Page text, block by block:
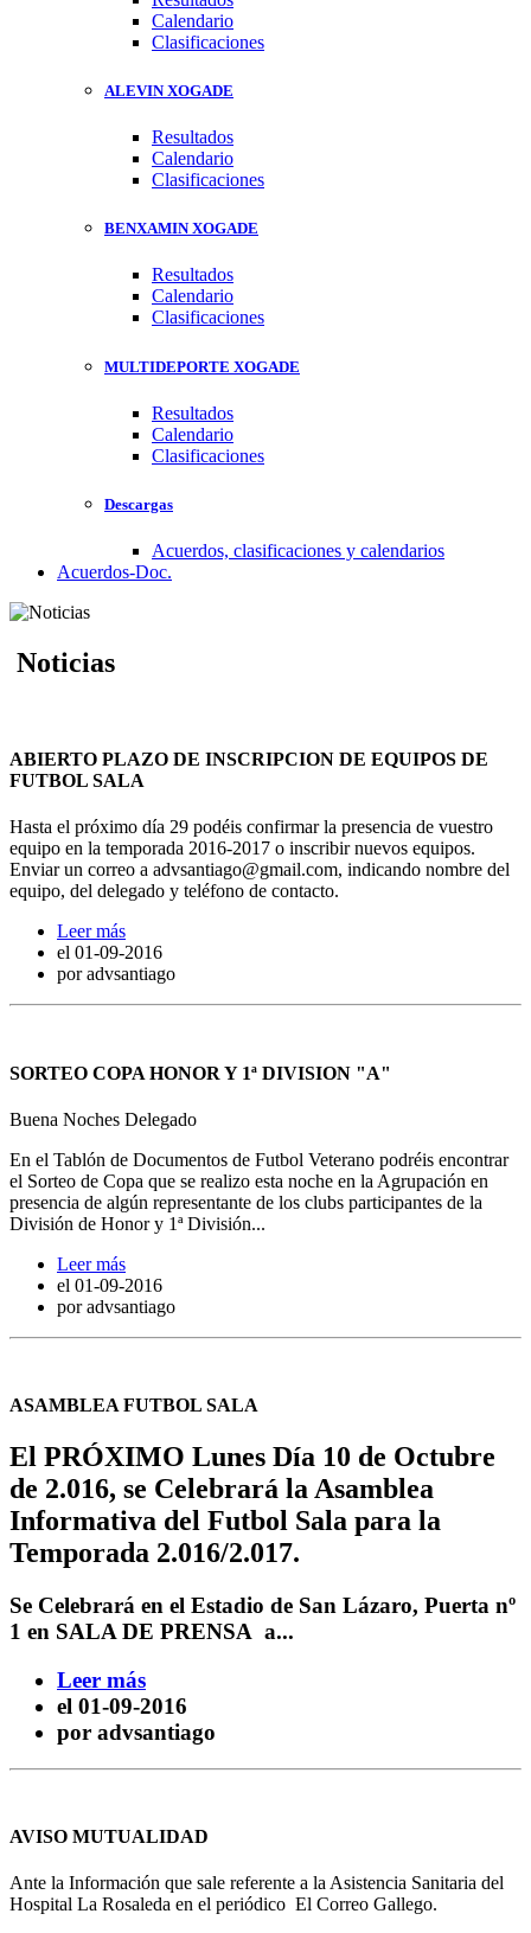
Calendario
Clasificaciones
ALEVIN XOGADE
Resultados
Calendario
Clasificaciones
BENXAMIN XOGADE
Resultados
Calendario
Clasificaciones
MULTIDEPORTE XOGADE
Resultados
Calendario
Clasificaciones
Descargas
Acuerdos, clasificaciones y calendarios
Acuerdos-Doc.
Noticias
ABIERTO PLAZO DE INSCRIPCION DE EQUIPOS DE
FUTBOL SALA
Hasta el próximo día 29 podéis confirmar la presencia de vuestro
equipo en la temporada 2016-2017 o inscribir nuevos equipos.
Enviar un correo a advsantiago@gmail.com, indicando nombre del
equipo, del delegado y teléfono de contacto.
Leer más
el 01-09-2016
por advsantiago
SORTEO COPA HONOR Y 1ª DIVISION "A"
Buena Noches Delegado
En el Tablón de Documentos de Futbol Veterano podréis encontrar
el Sorteo de Copa que se realizo esta noche en la Agrupación en
presencia de algún representante de los clubs participantes de la
División de Honor y 1ª División...
Leer más
el 01-09-2016
por advsantiago
ASAMBLEA FUTBOL SALA
El PRÓXIMO Lunes Día 10 de Octubre
de 2.016, se Celebrará la Asamblea
Informativa del Futbol Sala para la
Temporada 2.016/2.017.
Se Celebrará en el Estadio de San Lázaro, Puerta nº
1 en SALA DE PRENSA a...
Leer más
el 01-09-2016
por advsantiago
AVISO MUTUALIDAD
Ante la Información que sale referente a la Asistencia Sanitaria del
Hospital La Rosaleda en el periódico El Correo Gallego.